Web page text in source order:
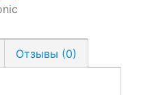
Отзывы (0)